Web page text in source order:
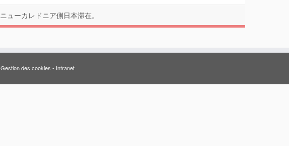
ニューカレドニア側日本滞在。
Gestion des cookies - Intranet